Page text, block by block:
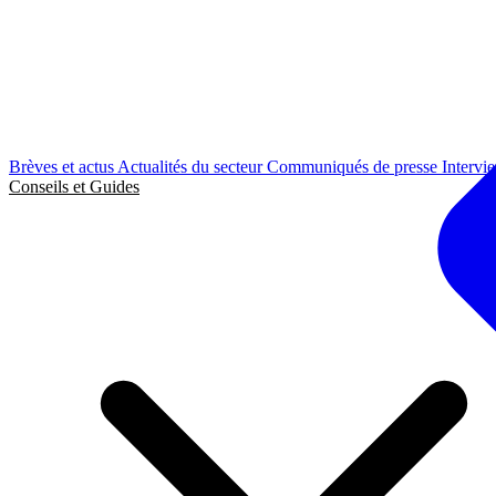
Brèves et actus Actualités du secteurCommuniqués de presse
Conseils et Guides